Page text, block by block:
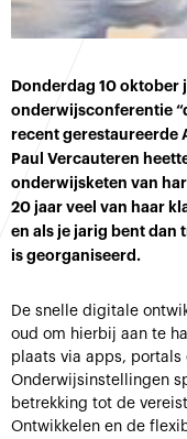
Donderdag 10 oktober
onderwijsconferentie
recent gerestaureerde
Paul Vercauteren
onderwijsketen van
20 jaar veel van haar
en als je jarig bent dan
is georganiseerd.
De snelle digitale
oud om hierbij aan te
plaats via apps,
Onderwijsinstellingen
betrekking tot de
Ontwikkelen en de